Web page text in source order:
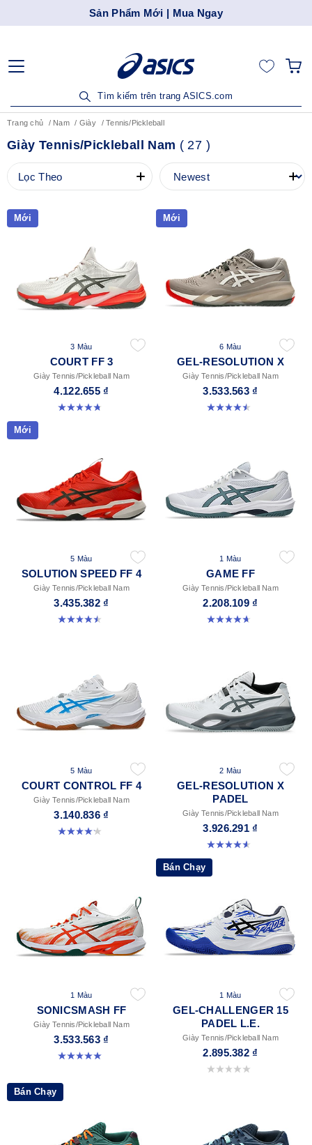
Sản Phẩm Mới | Mua Ngay
Tìm kiếm trên trang ASICS.com
Trang chủ Nam Giày Tennis/Pickleball
Giày Tennis/Pickleball Nam ( 27 )
Lọc Theo
Mới
3 Màu
COURT FF 3
Giày Tennis/Pickleball Nam
4.122.655 ₫
4.7 trong số 5 sao. 203 đánh giá
Mới
6 Màu
GEL-RESOLUTION X
Giày Tennis/Pickleball Nam
3.533.563 ₫
4.5 trong số 5 sao. 226 đánh giá
Mới
5 Màu
SOLUTION SPEED FF 4
Giày Tennis/Pickleball Nam
3.435.382 ₫
4.5 trong số 5 sao. 41 đánh giá
1 Màu
GAME FF
Giày Tennis/Pickleball Nam
2.208.109 ₫
4.7 trong số 5 sao. 33 đánh giá
5 Màu
COURT CONTROL FF 4
Giày Tennis/Pickleball Nam
3.140.836 ₫
4.2 trong số 5 sao. 5 đánh giá
2 Màu
GEL-RESOLUTION X
PADEL
Giày Tennis/Pickleball Nam
3.926.291 ₫
4.6 trong số 5 sao. 61 đánh giá
1 Màu
SONICSMASH FF
Giày Tennis/Pickleball Nam
3.533.563 ₫
5.0 trong số 5 sao. 28 đánh giá
Bán Chạy
1 Màu
GEL-CHALLENGER 15
PADEL L.E.
Giày Tennis/Pickleball Nam
2.895.382 ₫
0.0 trong số 5 sao.
Bán Chạy